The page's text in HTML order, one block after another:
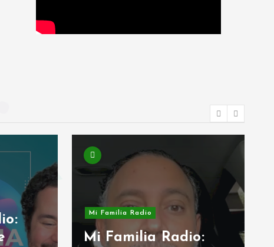
Mi Familia Radio
Mi Familia Radio:
Mi Familia Radio